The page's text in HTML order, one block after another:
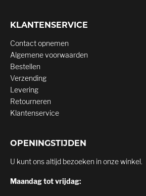
KLANTENSERVICE
Contact opnemen
Algemene voorwaarden
Bestellen
Verzending
Levering
Retourneren
Klantenservice
OPENINGSTIJDEN
U kunt ons altijd bezoeken in onze winkel.
Maandag tot vrijdag: